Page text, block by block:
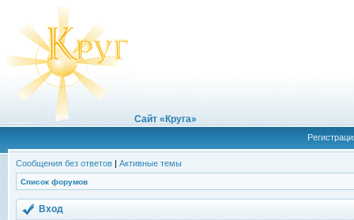
Сайт «Круга»
Сообщения без ответов | Активные темы
Список форумов
Вход